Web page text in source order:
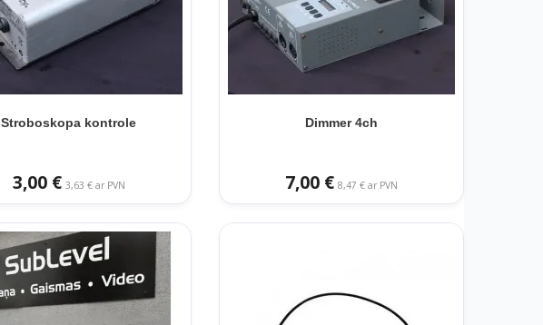
Stroboskopa kontrole
3,00 € 3,63 € ar PVN
Dimmer 4ch
7,00 € 8,47 € ar PVN